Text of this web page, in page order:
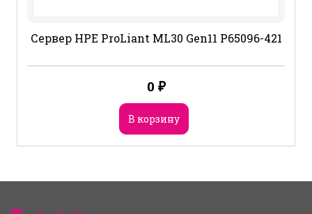
Сервер HPE ProLiant ML30 Gen11 P65096-421
0 ₽
В корзину